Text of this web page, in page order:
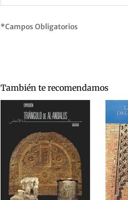
*Campos Obligatorios
También te recomendamos